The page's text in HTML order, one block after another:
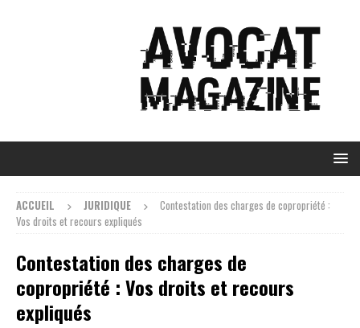
ACCUEIL JURIDIQUE
Contestation des charges de copropriété :
Vos droits et recours expliqués
Contestation des charges de
copropriété : Vos droits et recours
expliqués